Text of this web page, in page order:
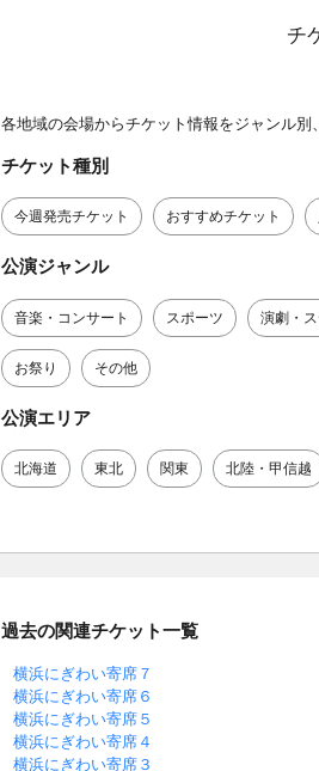
チ
各地域の会場からチケット情報をジャンル別
チケット種別
今週発売チケット おすすめチケット
公演ジャンル
音楽・コンサート スポーツ 演劇・
お祭り その他
公演エリア
北海道 東北 関東 北陸・甲信越
過去の関連チケット一覧
横浜にぎわい寄席７
横浜にぎわい寄席６
横浜にぎわい寄席５
横浜にぎわい寄席４
横浜にぎわい寄席３